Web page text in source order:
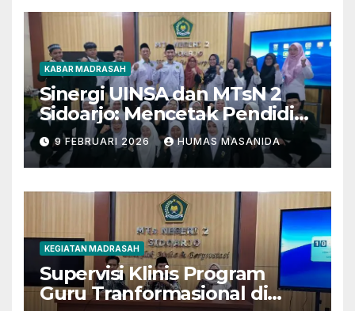
KABAR MADRASAH
Sinergi UINSA dan MTsN 2
Sidoarjo: Mencetak Pendidik
Berkarakter Menghadapi
Tantangan Zaman
9 FEBRUARI 2026 HUMAS MASANIDA
KEGIATAN MADRASAH
Supervisi Klinis Program
Guru Tranformasional di